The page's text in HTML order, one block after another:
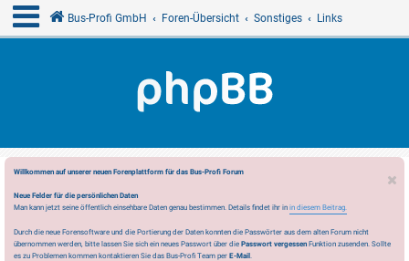
Bus-Profi GmbH Foren-Übersicht Sonstiges Links
Willkommen auf unserer neuen Forenplattform für das Bus-Profi Forum
Neue Felder für die persönlichen Daten
Man kann jetzt seine öffentlich einsehbare Daten genau bestimmen. Details findet ihr in in diesem Beitrag.
Durch die neue Forensoftware und die Portierung der Daten konnten die Passwörter aus dem alten Forum nicht
übernommen werden, bitte lassen Sie sich ein neues Passwort über die Passwort vergessen Funktion zusenden. Sollte
es zu Problemen kommen kontaktieren Sie das Bus-Profi Team per E-Mail.